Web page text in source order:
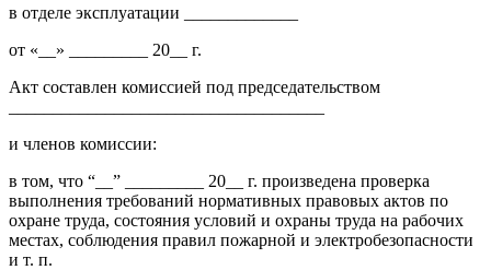
в отделе эксплуатации _____________
от «__» _________ 20__ г.
Акт составлен комиссией под председательством
и членов комиссии:
в том, что “__” _________ 20__ г. произведена проверка
выполнения требований нормативных правовых актов по
охране труда, состояния условий и охраны труда на рабочих
местах, соблюдения правил пожарной и электробезопасности
и т. п.